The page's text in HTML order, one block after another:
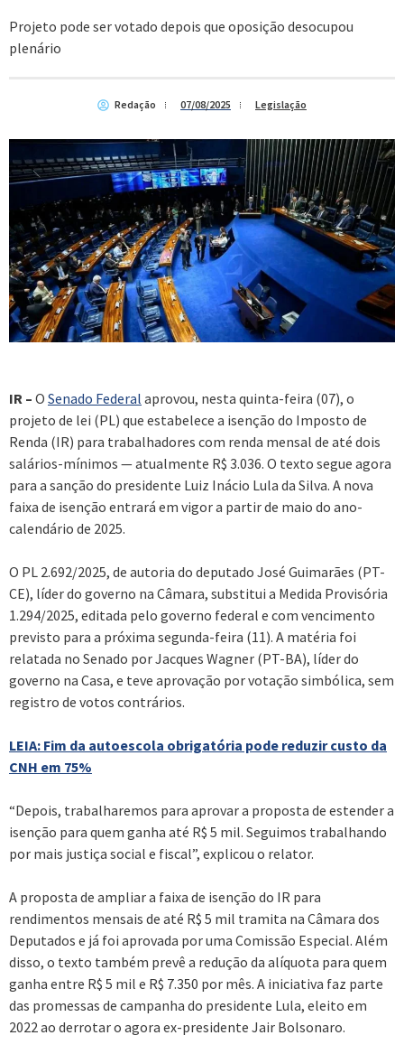
Projeto pode ser votado depois que oposição desocupou
plenário
Redação 07/08/2025 Legislação
IR – O Senado Federal aprovou, nesta quinta-feira (07), o
projeto de lei (PL) que estabelece a isenção do Imposto de
Renda (IR) para trabalhadores com renda mensal de até dois
salários-mínimos — atualmente R$ 3.036. O texto segue agora
para a sanção do presidente Luiz Inácio Lula da Silva. A nova
faixa de isenção entrará em vigor a partir de maio do ano-
calendário de 2025.
O PL 2.692/2025, de autoria do deputado José Guimarães (PT-
CE), líder do governo na Câmara, substitui a Medida Provisória
1.294/2025, editada pelo governo federal e com vencimento
previsto para a próxima segunda-feira (11). A matéria foi
relatada no Senado por Jacques Wagner (PT-BA), líder do
governo na Casa, e teve aprovação por votação simbólica, sem
registro de votos contrários.
LEIA: Fim da autoescola obrigatória pode reduzir custo da
CNH em 75%
“Depois, trabalharemos para aprovar a proposta de estender a
isenção para quem ganha até R$ 5 mil. Seguimos trabalhando
por mais justiça social e fiscal”, explicou o relator.
A proposta de ampliar a faixa de isenção do IR para
rendimentos mensais de até R$ 5 mil tramita na Câmara dos
Deputados e já foi aprovada por uma Comissão Especial. Além
disso, o texto também prevê a redução da alíquota para quem
ganha entre R$ 5 mil e R$ 7.350 por mês. A iniciativa faz parte
das promessas de campanha do presidente Lula, eleito em
2022 ao derrotar o agora ex-presidente Jair Bolsonaro.